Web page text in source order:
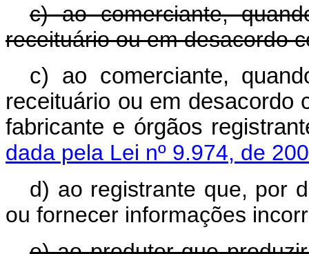
c) ao comerciante,
receituário ou em desacordo
c) ao comerciante,
receituário ou em desacordo
fabricante e órgãos
dada pela Lei nº 9.974, de
d) ao registrante que, por
ou fornecer informações